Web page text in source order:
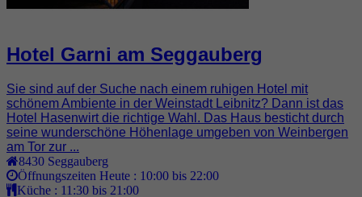
Hotel Garni am Seggauberg
Sie sind auf der Suche nach einem ruhigen Hotel mit
schönem Ambiente in der Weinstadt Leibnitz? Dann ist das
Hotel Hasenwirt die richtige Wahl. Das Haus besticht durch
seine wunderschöne Höhenlage umgeben von Weinbergen
am Tor zur ...
8430 Seggauberg
Öffnungszeiten Heute : 10:00 bis 22:00
Küche : 11:30 bis 21:00